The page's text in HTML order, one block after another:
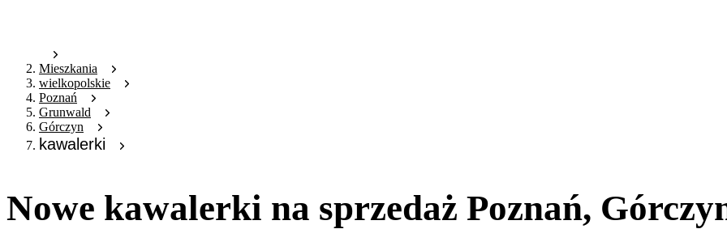
Mieszkania
wielkopolskie
Poznań
Grunwald
Górczyn
kawalerki
Nowe kawalerki na sprzedaż Poznań,